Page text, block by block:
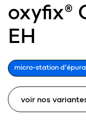
oxyfix®
EH
micro-station